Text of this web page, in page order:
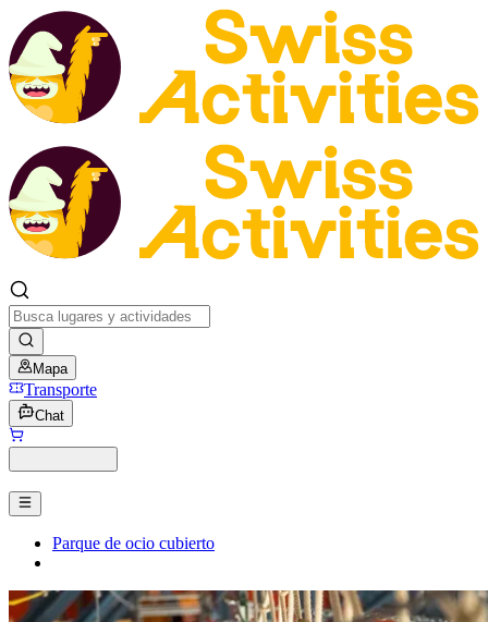
Mapa
Transporte
Chat
Parque de ocio cubierto